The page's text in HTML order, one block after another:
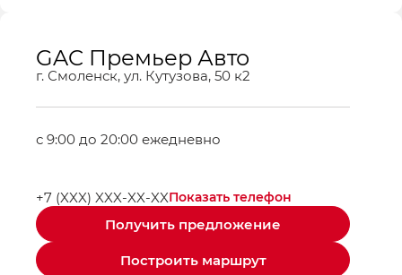
GAC Премьер Авто
г. Смоленск, ул. Кутузова, 50 к2
с 9:00 до 20:00 ежедневно
Показать телефон
+7 (XXX) XXX-XX-XX
Получить предложение
Построить маршрут